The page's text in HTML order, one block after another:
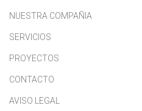
NUESTRA COMPAÑIA
SERVICIOS
PROYECTOS
CONTACTO
AVISO LEGAL